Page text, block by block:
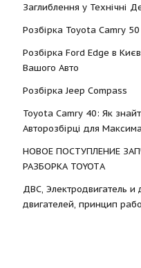
Заглиблення у Технічні
Розбірка Toyota Camry
Розбірка Ford Edge в
Вашого Авто
Розбірка Jeep Compass
Toyota Camry 40: Як
Авторозбірці для
НОВОЕ ПОСТУПЛЕНИЕ
РАЗБОРКА TOYOTА
ДВС, Электродвигатель
двигателей, принцип